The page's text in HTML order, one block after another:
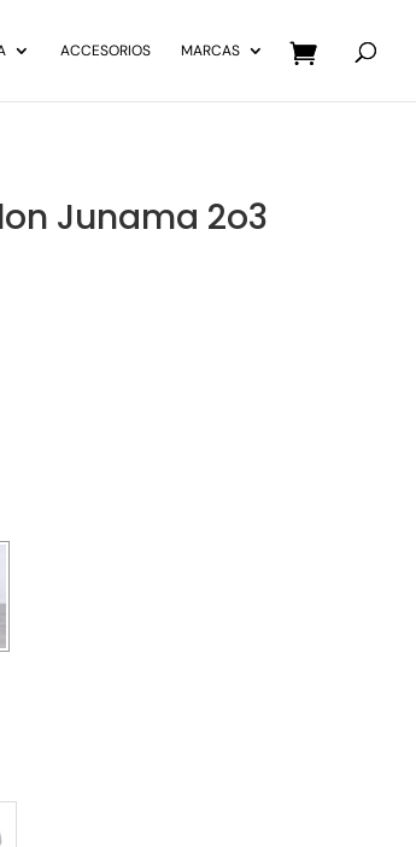
ACCESORIOS MARCAS
Junama 2o3